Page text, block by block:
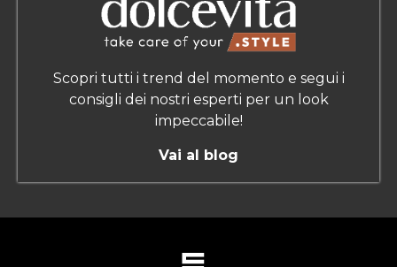
Scopri tutti i trend del momento e segui i
consigli dei nostri esperti per un look
impeccabile!
Vai al blog